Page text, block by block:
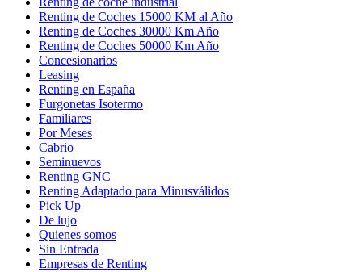
Renting de Coches 15000 KM al Año
Renting de Coches 30000 Km Año
Renting de Coches 50000 Km Año
Concesionarios
Leasing
Renting en España
Furgonetas Isotermo
Familiares
Por Meses
Cabrio
Seminuevos
Renting GNC
Renting Adaptado para Minusválidos
Pick Up
De lujo
Quienes somos
Sin Entrada
Empresas de Renting